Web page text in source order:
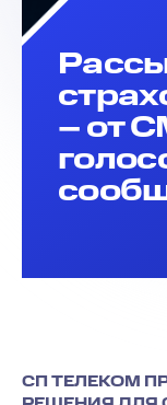
– от
СП ТЕЛЕКОМ